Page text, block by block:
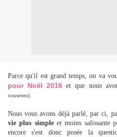
Parce qu'il est grand temps, on va
pour Noël 2016 et que nous
cousettes).
Nous vous avons déjà parlé, par ci,
vie plus simpleet moins salissante
encore s'est donc posée la